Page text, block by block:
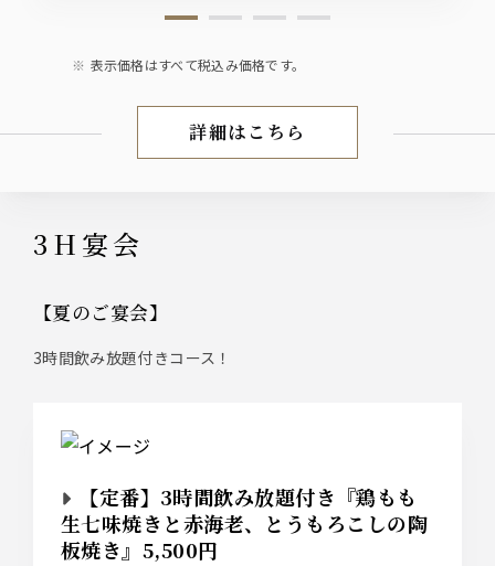
表示価格はすべて税込み価格です。
宴会
詳細はこちら
3H宴会
【夏のご宴会】
3時間飲み放題付きコース！
【定番】3時間飲み放題付き『鶏もも
生七味焼きと赤海老、とうもろこしの陶
板焼き』5,500円